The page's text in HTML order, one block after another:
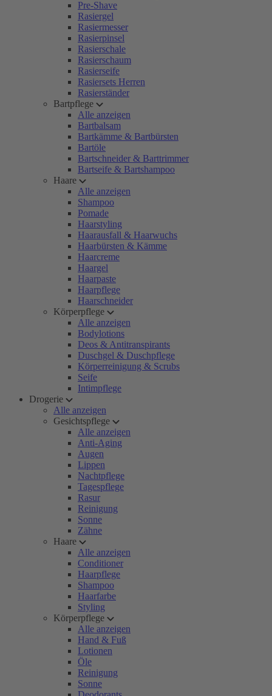
Pre-Shave
Rasiergel
Rasiermesser
Rasierpinsel
Rasierschale
Rasierschaum
Rasierseife
Rasiersets Herren
Rasierständer
Bartpflege
Alle anzeigen
Bartbalsam
Bartkämme & Bartbürsten
Bartöle
Bartschneider & Barttrimmer
Bartseife & Bartshampoo
Haare
Alle anzeigen
Shampoo
Pomade
Haarstyling
Haarausfall & Haarwuchs
Haarbürsten & Kämme
Haarcreme
Haargel
Haarpaste
Haarpflege
Haarschneider
Körperpflege
Alle anzeigen
Bodylotions
Deos & Antitranspirants
Duschgel & Duschpflege
Körperreinigung & Scrubs
Seife
Intimpflege
Drogerie
Alle anzeigen
Gesichtspflege
Alle anzeigen
Anti-Aging
Augen
Lippen
Nachtpflege
Tagespflege
Rasur
Reinigung
Sonne
Zähne
Haare
Alle anzeigen
Conditioner
Haarpflege
Shampoo
Haarfarbe
Styling
Körperpflege
Alle anzeigen
Hand & Fuß
Lotionen
Öle
Reinigung
Sonne